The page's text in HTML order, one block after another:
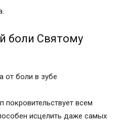
у детей
на воду от Натальи
луну
в полнолуние
на воду
— молитва
боли Святому
покровительствует всем
исцелить даже самых